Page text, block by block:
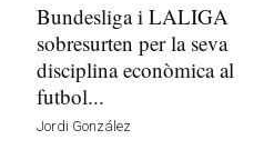
Bundesliga i LALIGA
sobresurten per la seva
disciplina econòmica al
futbol...
Jordi González